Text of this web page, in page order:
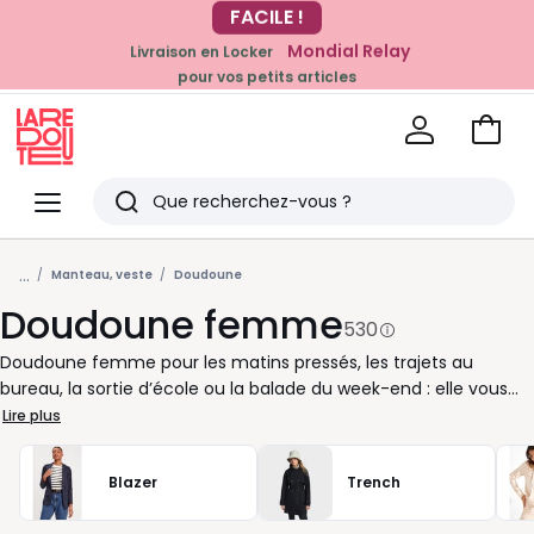
EN CE MOMENT
-20% dès 39€*
sur la mode
Livraison en Locker Mondial Relay
pour vos petits articles
Menu
Redoute
Rechercher
Derniers
articles
vus
Voir
... Manteau, veste Doudoune
Doudoune femme530
Doudoune femme pour les matins pressés, les trajets au
bureau, la sortie d’école ou la balade du week-end : elle vous
suit quand l’air fraîchit et que vous voulez rester bien au chaud
sans renoncer à votre style. Courte pour bouger facilement,
longue pour mieux couvrir, fine sous un manteau ou
généreusement matelassée pour l’hiver, elle s’adapte à votre
rythme. Capuche enveloppante, col montant, zip pratique,
Lire plus
Blazer Trench